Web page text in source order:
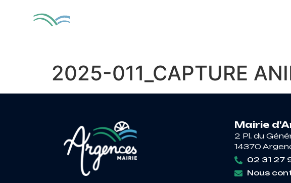
2025-011_CAPTURE
Mairie
2 Pl. du
14370
02 31 27
Nous